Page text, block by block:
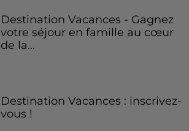
Destination Vacances - Gagnez
votre séjour en famille au cœur
de la...
Destination Vacances : inscrivez-
vous !